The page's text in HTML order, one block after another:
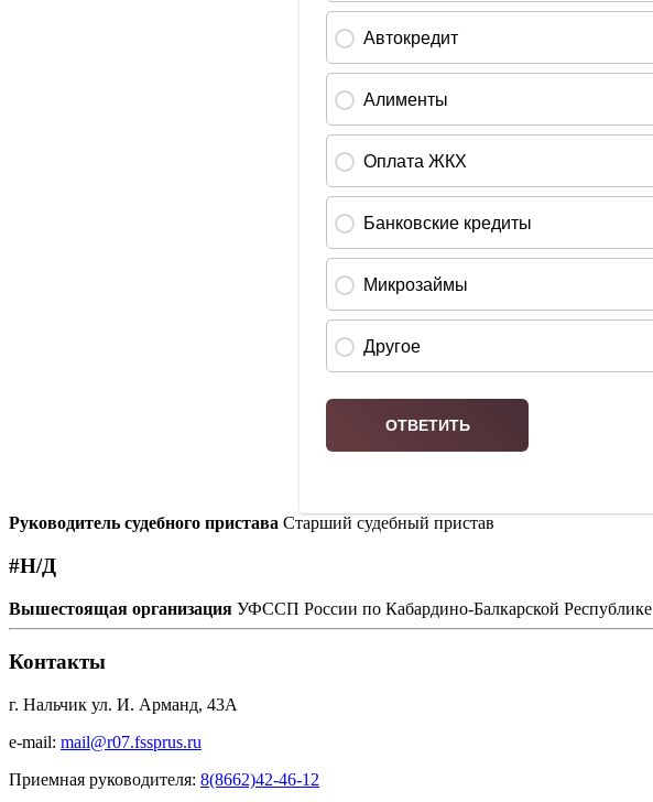
Руководитель судебного пристава Старший судебный пристав
#Н/Д
Вышестоящая организация УФССП России по Кабардино-Балкарской Республике
Контакты
г. Нальчик ул. И. Арманд, 43А
e-mail: mail@r07.fssprus.ru
Приемная руководителя: 8(8662)42-46-12